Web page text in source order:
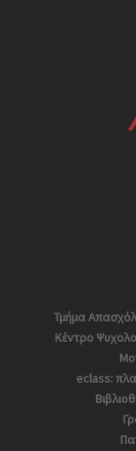
Τμήμα
Κέντρο
eclass: